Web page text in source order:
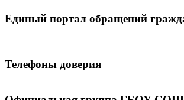
Единый портал обращений
Телефоны доверия